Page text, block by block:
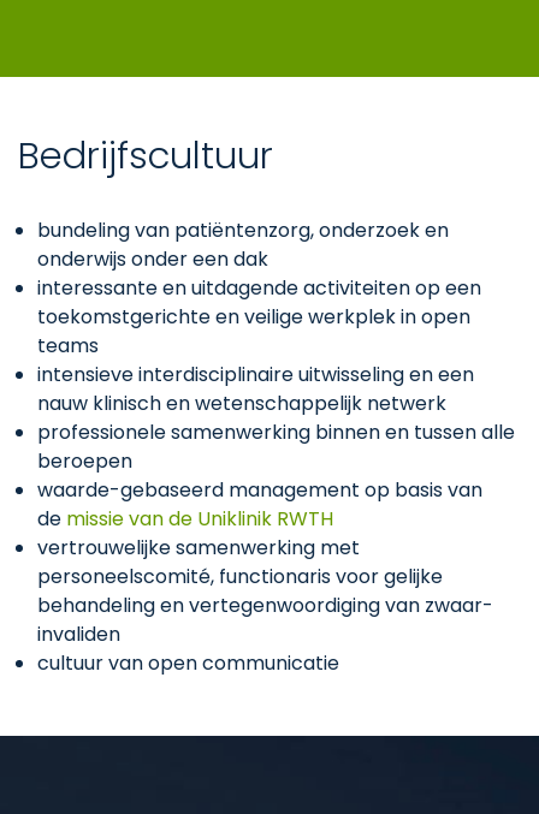
Bedrijfscultuur
bundeling van patiëntenzorg, onderzoek en
onderwijs onder een dak
interessante en uitdagende activiteiten op een
toekomstgerichte en veilige werkplek in open
teams
intensieve interdisciplinaire uitwisseling en een
nauw klinisch en wetenschappelijk netwerk
professionele samenwerking binnen en tussen alle
beroepen
waarde-gebaseerd management op basis van
de missie van de Uniklinik RWTH
vertrouwelijke samenwerking met
personeelscomité, functionaris voor gelijke
behandeling en vertegenwoordiging van zwaar-
invaliden
cultuur van open communicatie